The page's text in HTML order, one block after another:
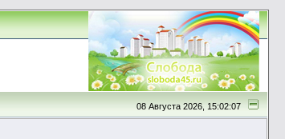
08 Августа 2026, 15:02:07